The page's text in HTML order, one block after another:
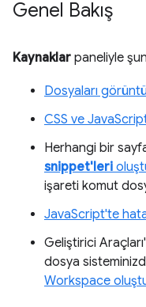
Genel Bakış
Kaynaklar paneliyle
Dosyaları
CSS ve
Herhangi bir
snippet'leri
işareti komut
JavaScript'te
Geliştirici
dosya
Workspace